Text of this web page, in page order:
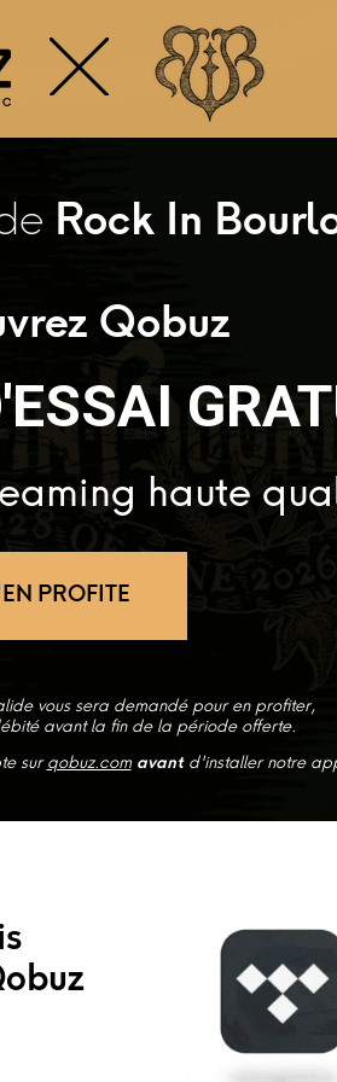
haute
Qobuz
Rock In
PROFITE
vous sera demandé pour en profiter,
avant la fin de la période offerte.
sur qobuz.com avantd'installer notre